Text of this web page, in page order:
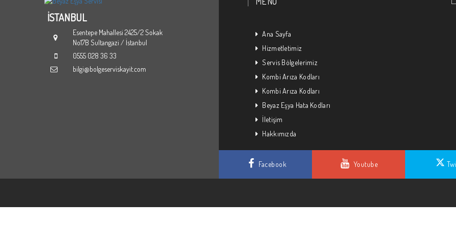
İSTANBUL
Esentepe Mahallesi 2425/2 Sokak
No17B Sultangazi / İstanbul
0555 028 36 33
bilgi@bolgeserviskayit.com
Ana Sayfa
Hizmetletimiz
Servis Bölgelerimiz
Kombi Arıza Kodları
Kombi Arıza Kodları
Beyaz Eşya Hata Kodları
İletişim
Hakkımızda
BOLGESEL SERVIS KAYIT
Facebook Youtube